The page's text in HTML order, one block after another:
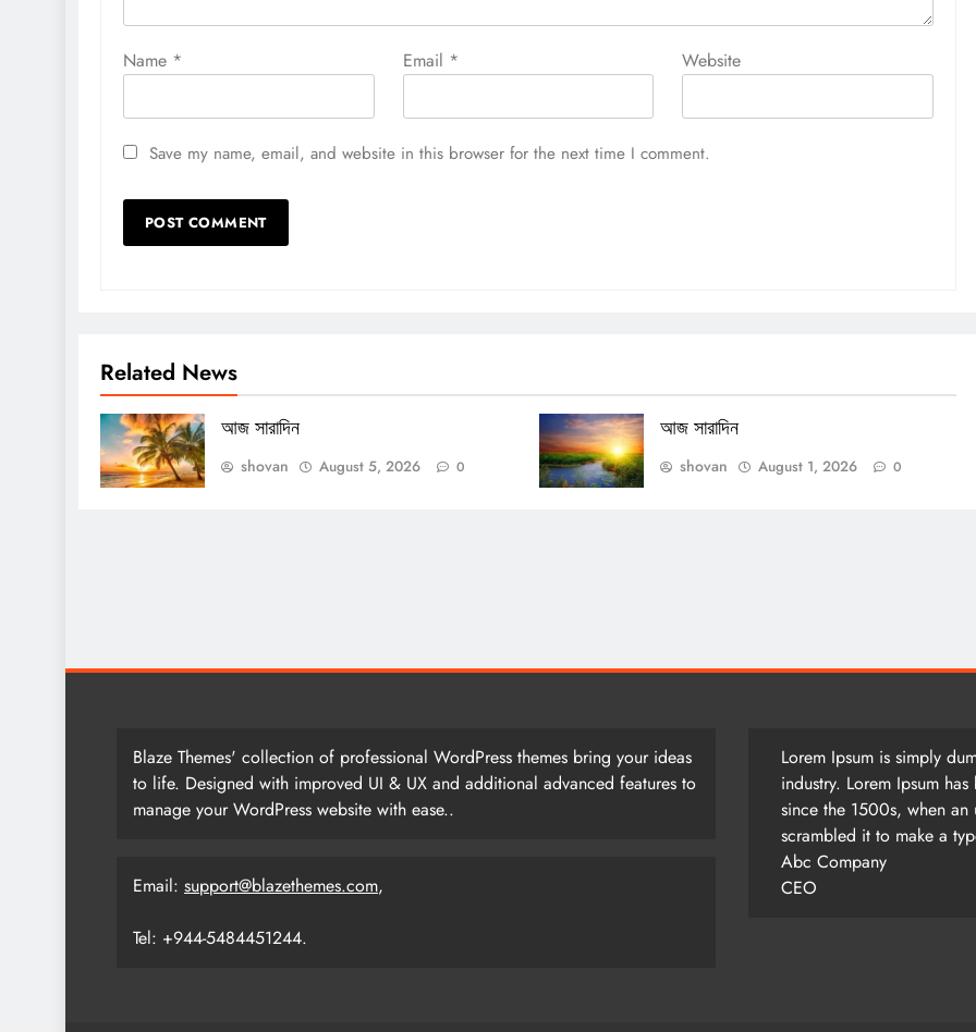
Name * Email * Website
Save my name, email, and website in this browser for the next time I comment.
Related News
আজ সারাদিন
shovan August 5, 2026 0
আজ সারাদিন
shovan August 1, 2026 0
Blaze Themes' collection of professional WordPress themes bring your ideas
to life. Designed with improved UI & UX and additional advanced features to
manage your WordPress website with ease..
Email: support@blazethemes.com,
Tel: +944-5484451244.
Lorem Ipsum is simply
industry. Lorem Ipsum
since the 1500s, when
scrambled it to make a
Abc Company
CEO